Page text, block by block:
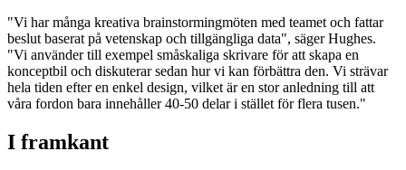
"Vi har många kreativa brainstormingmöten med teamet och fattar
beslut baserat på vetenskap och tillgängliga data", säger Hughes.
"Vi använder till exempel småskaliga skrivare för att skapa en
konceptbil och diskuterar sedan hur vi kan förbättra den. Vi strävar
hela tiden efter en enkel design, vilket är en stor anledning till att
våra fordon bara innehåller 40-50 delar i stället för flera tusen."
I framkant